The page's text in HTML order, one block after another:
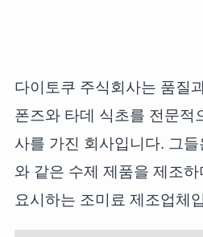
다이토쿠 주식회사는 품질
폰즈와 타데 식초를 전문적
사를 가진 회사입니다. 그
와 같은 수제 제품을 제조
요시하는 조미료 제조업체